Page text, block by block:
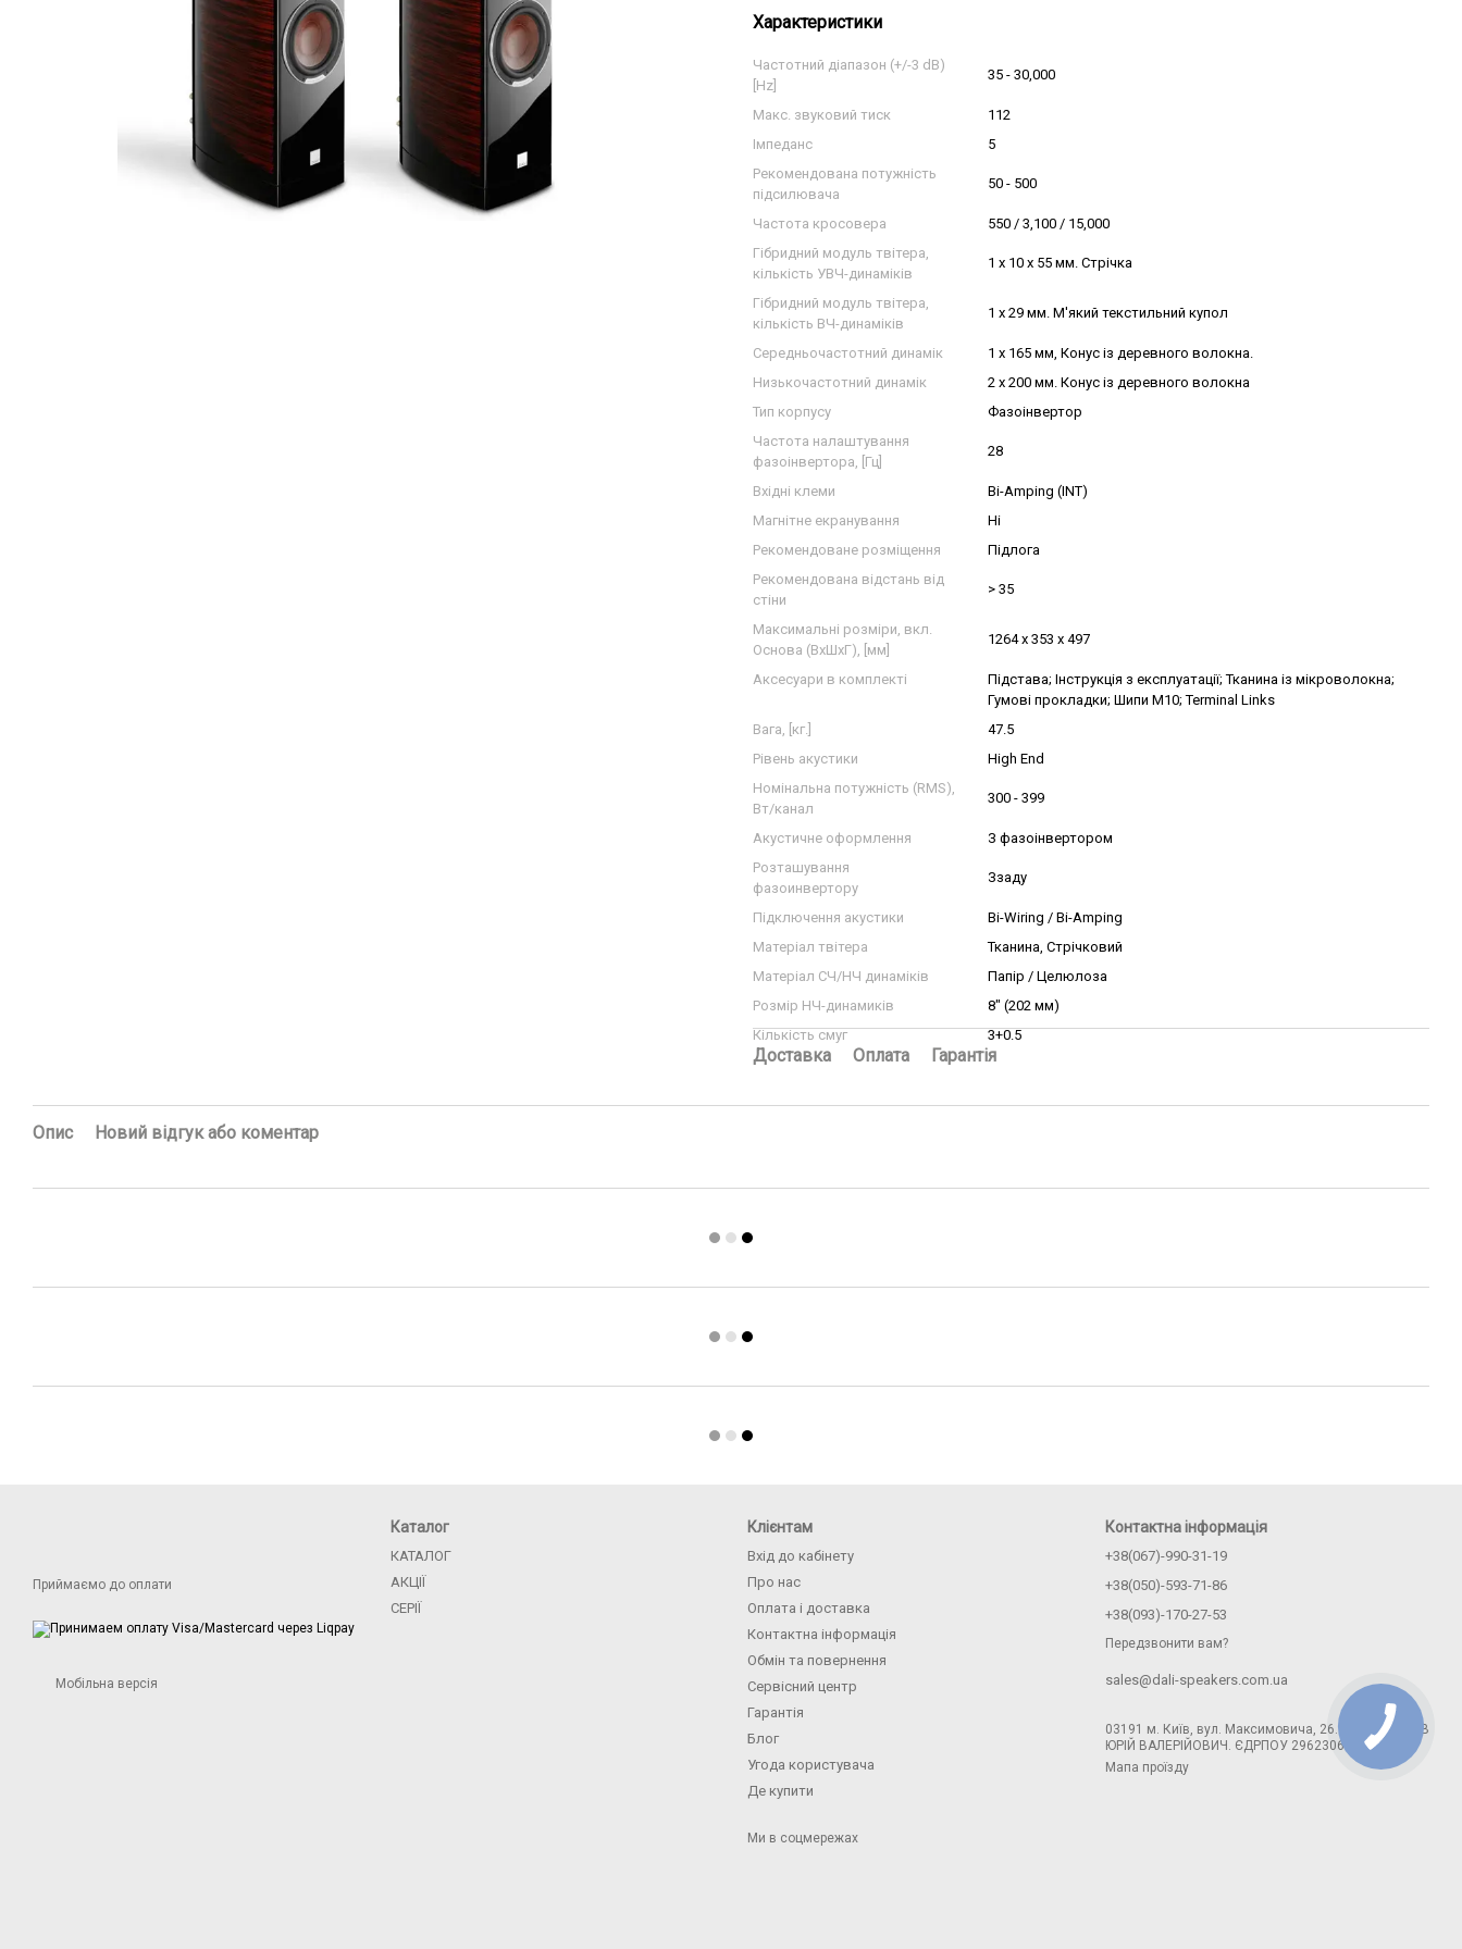
Характеристики
Частотний діапазон (+/-3 dB)
[Hz]
35 - 30,000
Макс. звуковий тиск
112
Імпеданс
5
Рекомендована потужність
підсилювача
50 - 500
Частота кросовера
550 / 3,100 / 15,000
Гібридний модуль твітера,
кількість УВЧ-динаміків
1 x 10 x 55 мм. Стрічка
Гібридний модуль твітера,
кількість ВЧ-динаміків
1 x 29 мм. М'який текстильний купол
Середньочастотний динамік
1 x 165 мм, Конус із деревного волокна.
Низькочастотний динамік
2 х 200 мм. Конус із деревного волокна
Тип корпусу
Фазоінвертор
Частота налаштування
фазоінвертора, [Гц]
28
Вхідні клеми
Bi-Amping (INT)
Магнітне екранування
Ні
Рекомендоване розміщення
Підлога
Рекомендована відстань від
стіни
> 35
Максимальні розміри, вкл.
Основа (ВхШхГ), [мм]
1264 x 353 x 497
Аксесуари в комплекті
Підстава; Інструкція з експлуатації; Тканина із мікроволокна;
Гумові прокладки; Шипи M10; Terminal Links
Вага, [кг.]
47.5
Рівень акустики
High End
Номінальна потужність (RMS),
Вт/канал
300 - 399
Акустичне оформлення
З фазоінвертором
Розташування
фазоинвертору
Ззаду
Підключення акустики
Bi-Wiring / Bi-Amping
Матеріал твітера
Тканина, Стрічковий
Матеріал СЧ/НЧ динаміків
Папір / Целюлоза
Розмір НЧ-динамиків
8″ (202 мм)
Кількість смуг
3+0.5
Доставка Оплата Гарантія
Опис Новий відгук або коментар
Приймаємо до оплати
Мобільна версія
Каталог
КАТАЛОГ
АКЦІЇ
СЕРІЇ
Клієнтам
Вхід до кабінету
Про нас
Оплата і доставка
Контактна інформація
Обмін та повернення
Сервісний центр
Гарантія
Блог
Угода користувача
Де купити
Ми в соцмережах
Контактна інформація
+38(067)-990-31-19
+38(050)-593-71-86
+38(093)-170-27-53
Передзвонити вам?
sales@dali-speakers.com.ua
03191 м. Київ, вул. Максимовича, 26. ФОП ЛОГІНОВ
ЮРІЙ ВАЛЕРІЙОВИЧ. ЄДРПОУ 2962306671
Мапа проїзду